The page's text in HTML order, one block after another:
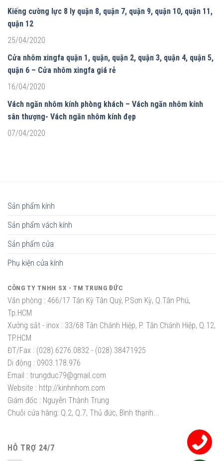
Kiếng cường lực 8 ly quận 8, quận 7, quận 9, quận 10, quận 11,
quận 12
25/04/2020
Cửa nhôm xingfa quận 1, quận, quận 2, quận 3, quận 4, quận 5,
quận 6 – Cửa nhôm xingfa giá rẻ
16/04/2020
Vách ngăn nhôm kính phòng khách – Vách ngăn nhôm kính
sân thượng- Vách ngăn nhôm kính đẹp
07/04/2020
Sản phẩm kính
Sản phẩm vách kính
Sản phẩm cửa
Phụ kiện cửa kính
CÔNG TY TNHH SX - TM TRUNG ĐỨC
Văn phòng : 466/17 Tân Kỳ Tân Quý, P.Sơn Kỳ, Q.Tân Phú,
Tp.HCM
Xưởng sắt - inox : 33/68 Tân Chánh Hiệp, P. Tân Chánh Hiệp, Q.12,
TP.HCM
ĐT/Fax : (028).6276.0832 - (028).38471925
Di động : 0903.178.976
Email : trungduc79@gmail.com
Website : http://kinhnhom.com
Giám đốc : Nguyễn Thành Trung
Chuỗi cửa hàng: Q.2, Q.7, Thủ đức, Bình thạnh...
HỖ TRỢ 24/7